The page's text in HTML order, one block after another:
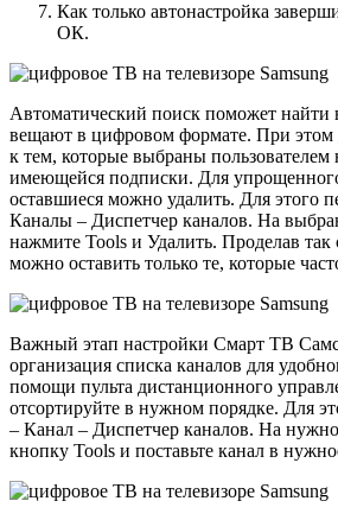
Как только автонастройка
ОК.
Автоматический поиск поможет найти
вещают в цифровом формате. При этом
к тем, которые выбраны пользователем
имеющейся подписки. Для
оставшиеся можно удалить. Для этого
Каналы – Диспетчер каналов. На
нажмите Tools и Удалить. Проделав так
можно оставить только те, которые
Важный этап настройки Смарт ТВ
организация списка каналов для
помощи пульта дистанционного
отсортируйте в нужном порядке. Для
– Канал – Диспетчер каналов. На
кнопку Tools и поставьте канал в